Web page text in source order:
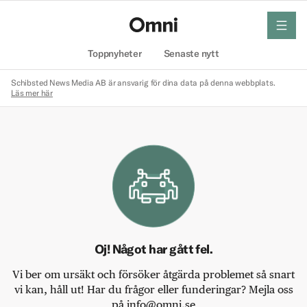
Toppnyheter Senaste nytt
meny
Schibsted News Media AB är ansvarig för dina data på denna webbplats.
Läs mer här
Oj! Något har gått fel.
Vi ber om ursäkt och försöker åtgärda problemet så snart
vi kan, håll ut! Har du frågor eller funderingar? Mejla oss